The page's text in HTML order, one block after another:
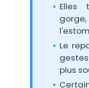
Elles
Le
plus